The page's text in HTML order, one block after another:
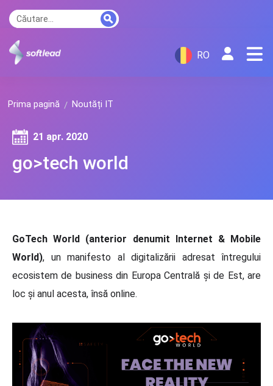
RO
Prima pagină Noutăți IT
go>tech world
21 apr. 2020
GoTech World (anterior denumit Internet & Mobile
World), un manifesto al digitalizării adresat întregului
ecosistem de business din Europa Centrală și de Est, are
loc și anul acesta, însă online.